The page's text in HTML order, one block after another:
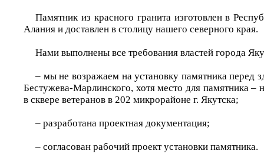
Памятник из красного гранита изготовлен в
Алания и доставлен в столицу нашего северного края.
Нами выполнены все требования властей города
– мы не возражаем на установку памятника
Бестужева-Марлинского, хотя место для памятника
в сквере ветеранов в 202 микрорайоне г. Якутска;
– разработана проектная документация;
– согласован рабочий проект установки памятника.